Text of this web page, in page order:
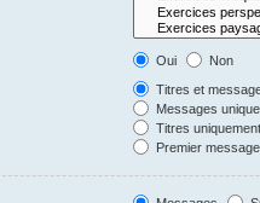
Oui
Non
Titres et
Messages
Titres
Premier